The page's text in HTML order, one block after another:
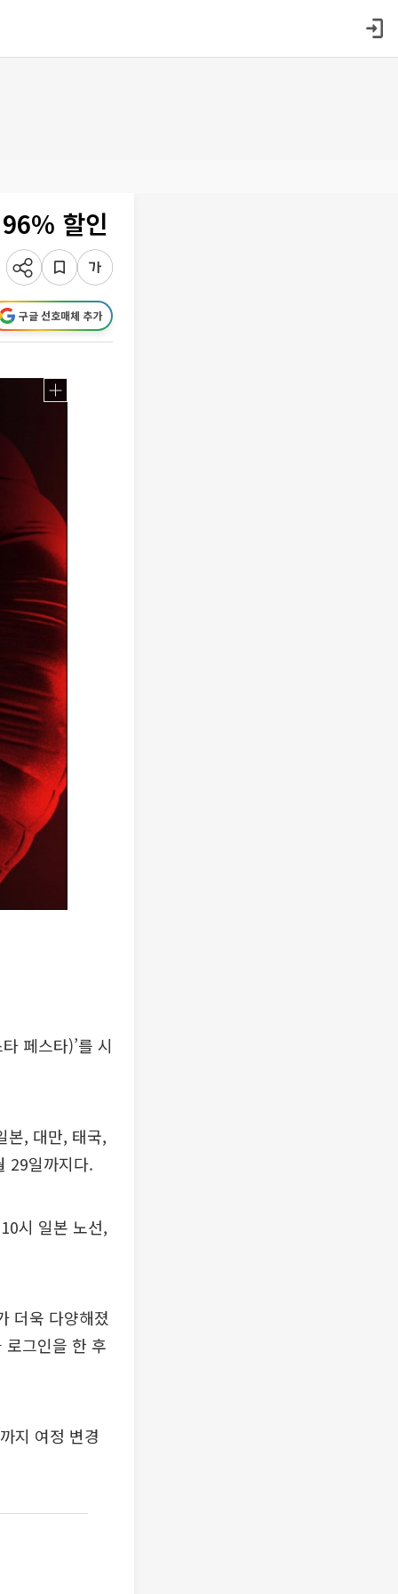
할인
구글 선호매체 추가
페스타)’를 시
본, 대만, 태국,
29일까지다.
시 일본 노선,
더욱 다양해졌
로그인을 한 후
지 여정 변경